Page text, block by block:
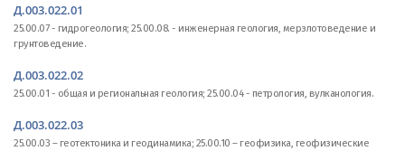
Д.003.022.01
25.00.07 - гидрогеология; 25.00.08. - инженерная геология, мерзлотоведение и
грунтоведение.
Д.003.022.02
25.00.01 - общая и региональная геология; 25.00.04 - петрология, вулканология.
Д.003.022.03
25.00.03 – геотектоника и геодинамика; 25.00.10 – геофизика, геофизические